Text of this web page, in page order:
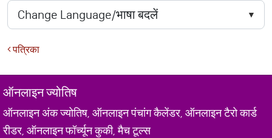
पत्रिका
ऑनलाइन ज्योतिष
ऑनलाइन अंक ज्योतिष, ऑनलाइन पंचांग कैलेंडर, ऑनलाइन टैरो कार्ड
रीडर, ऑनलाइन फॉर्च्यून कुकी, मैच टूल्स